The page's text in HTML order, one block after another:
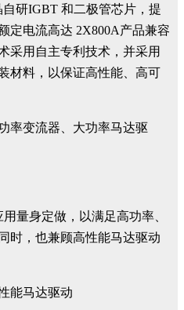
研IGBT 和二极管芯片，提
定电流高达 2X800A产品兼容
采用自主专利技术，并采用
材料，以保证高性能、高可
率变流器、大功率马达驱
量身定做，以满足高功率、
时，也兼顾高性能马达驱动
能马达驱动